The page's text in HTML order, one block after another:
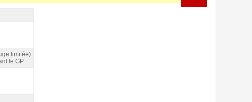
limitée)
le GP